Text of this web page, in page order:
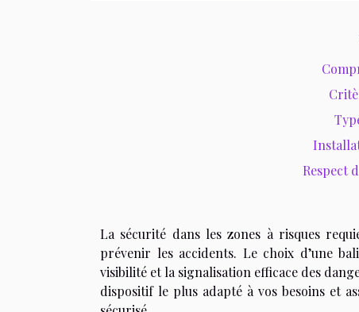
Respect
La sécurité dans les zones à risques
prévenir les accidents. Le choix d’une
visibilité et la signalisation efficace des
dispositif le plus adapté à vos besoins et